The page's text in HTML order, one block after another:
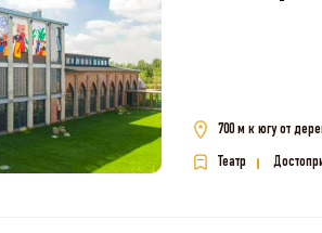
700 м к югу от
Театр